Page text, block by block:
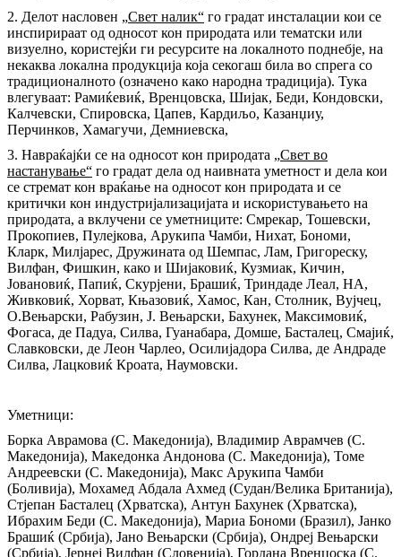
2. Делот насловен „Свет налик“ го градат инсталации кои се
инспирираат од односот кон природата или тематски или
визуелно, користејќи ги ресурсите на локалното поднебје, на
некаква локална продукција која секогаш била во спрега со
традиционалното (означено како народна традиција). Тука
влегуваат: Рамиќевиќ, Вренцовска, Шијак, Беди, Кондовски,
Калчевски, Спировска, Цапев, Кардиљо, Казанџиу,
Перчинков, Хамагучи, Демниевска,
3. Навраќајќи се на односот кон природата „Свет во
настанување“ го градат дела од наивната уметност и дела кои
се стремат кон враќање на односот кон природата и се
критички кон индустријализацијата и искористувањето на
природата, а вклучени се уметниците: Смрекар, Тошевски,
Прокопиев, Пулејкова, Арукипа Чамби, Нихат, Бономи,
Кларк, Милјарес, Дружината од Шемпас, Лам, Григореску,
Вилфан, Фишкин, како и Шијаковиќ, Кузмиак, Кичин,
Јовановиќ, Папиќ, Скурјени, Брашиќ, Триндаде Леал, НА,
Живковиќ, Хорват, Књазовиќ, Хамос, Кан, Столник, Вујчец,
О.Вењарски, Рабузин, Ј. Вењарски, Бахунек, Максимовиќ,
Фогаса, де Падуа, Силва, Гуанабара, Домше, Басталец, Смајиќ,
Славковски, де Леон Чарлео, Осилијадора Силва, де Андраде
Силва, Лацковиќ Кроата, Наумовски.
Уметници:
Борка Аврамова (С. Македонија), Владимир Аврамчев (С.
Македонија), Македонка Андонова (С. Македонија), Томе
Андреевски (С. Македонија), Макс Арукипа Чамби
(Боливија), Мохамед Абдала Ахмед (Судан/Велика Британија),
Стјепан Басталец (Хрватска), Антун Бахунек (Хрватска),
Ибрахим Беди (С. Македонија), Мариа Бономи (Бразил), Јанко
Брашиќ (Србија), Јано Вењарски (Србија), Oндреј Вењарски
(Србија), Јернеј Вилфан (Словенија), Гордана Вренцоска (С.